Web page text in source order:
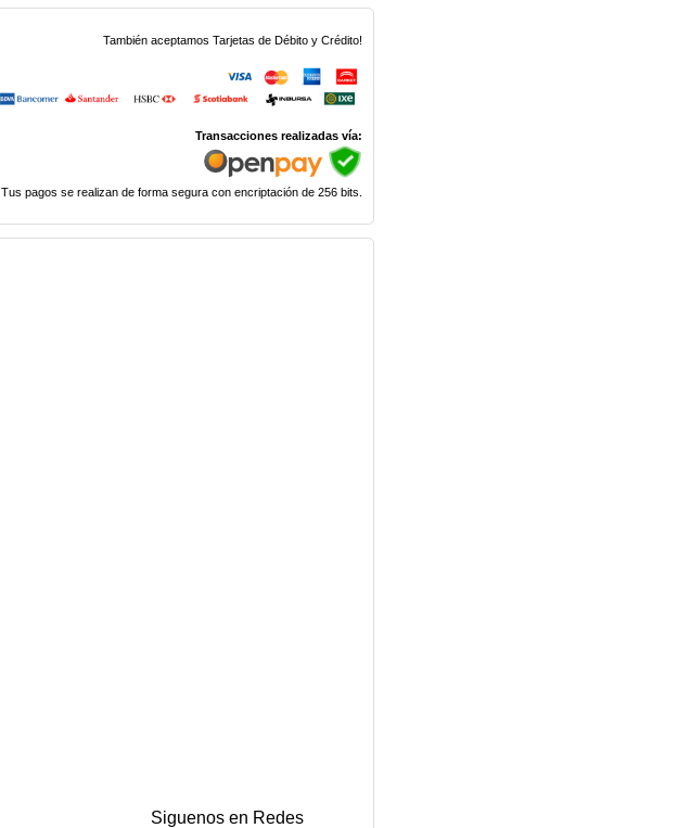
También aceptamos Tarjetas de Débito y Crédito!
Transacciones realizadas vía:
Tus pagos se realizan de forma segura con encriptación de 256 bits.
Siguenos en Redes